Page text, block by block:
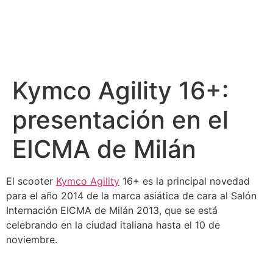
Kymco Agility 16+:
presentación en el
EICMA de Milán
El scooter Kymco Agility 16+ es la principal novedad
para el año 2014 de la marca asiática de cara al Salón
Internación EICMA de Milán 2013, que se está
celebrando en la ciudad italiana hasta el 10 de
noviembre.